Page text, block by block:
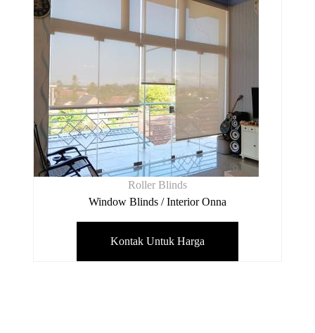
Roller Blinds
Window Blinds / Interior Onna
Kontak Untuk Harga